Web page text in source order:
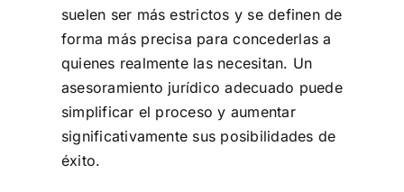
suelen ser más estrictos y se definen de
forma más precisa para concederlas a
quienes realmente las necesitan. Un
asesoramiento jurídico adecuado puede
simplificar el proceso y aumentar
significativamente sus posibilidades de
éxito.